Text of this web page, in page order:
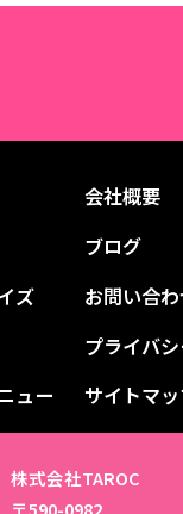
ズ
ュー
会社概要
ブログ
お問い合
プライバ
サイトマ
株式会社TAROC
〒590-0982